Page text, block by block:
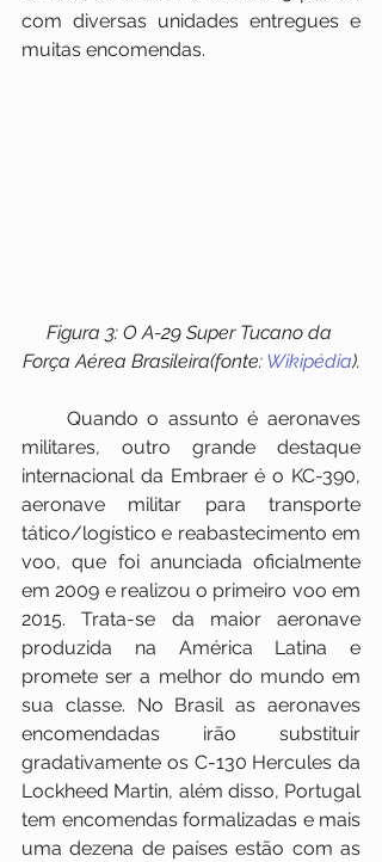
com diversas unidades entregues e
muitas encomendas.
Figura 3: O A-29 Super Tucano da
Força Aérea Brasileira(fonte: Wikipédia).
militares, outro grande destaque
internacional da Embraer é o KC-390,
aeronave militar para transporte
tático/logístico e reabastecimento em
voo, que foi anunciada oficialmente
em 2009 e realizou o primeiro voo em
2015. Trata-se da maior aeronave
produzida na América Latina e
promete ser a melhor do mundo em
sua classe. No Brasil as aeronaves
encomendadas irão substituir
gradativamente os C-130 Hercules da
Lockheed Martin, além disso, Portugal
tem encomendas formalizadas e mais
uma dezena de países estão com as